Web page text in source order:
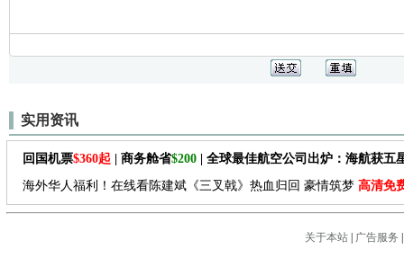
实用资讯
回国机票$360起 | 商务舱省$200 | 全球最佳航空公司出炉：海航获五
海外华人福利！在线看陈建斌《三叉戟》热血归回 豪情筑梦 高清免
关于本站| 广告服务